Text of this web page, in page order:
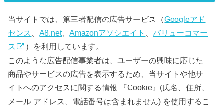
当サイトでは、第三者配信の広告サービス（Googleアド
センス
、A8.net、Amazonアソシエイト 、バリューコマー
ス
）を利用しています。
このような広告配信事業者は、ユーザーの興味に応じた
商品やサービスの広告を表示するため、当サイトや他サ
イトへのアクセスに関する情報 『Cookie』(氏名、住所、
メール アドレス、電話番号は含まれません) を使用するこ